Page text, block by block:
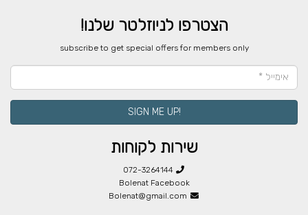
הצטרפו לניוזלטר שלנו!
​subscribe to get special offers for members only
!SIGN ME UP
שירות לקוחות
072-3264144
Bolenat Facebook
Bolenat@gmail.com